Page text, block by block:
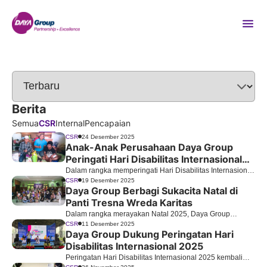
Berita
SemuaCSRInternalPencapaian
CSR 24 Desember 2025
Anak-Anak Perusahaan Daya Group
Peringati Hari Disabilitas Internasional
melalui Rangkaian Program CSR
Dalam rangka memperingati Hari Disabilitas Internasional
pada tanggal 3 Desember, anak-anak perusahaan Daya
Group melaksanakan rangkaian kegiatan CSR yang
bertujuan untuk mendukung kesejahteraan para
penyandang disabilitas.
CSR 19 Desember 2025
Daya Group Berbagi Sukacita Natal di
Panti Tresna Wreda Karitas
Dalam rangka merayakan Natal 2025, Daya Group
melaksanakan kegiatan sosial dengan mengunjungi Panti
Tresna Wreda Karitas.
CSR 11 Desember 2025
Daya Group Dukung Peringatan Hari
Disabilitas Internasional 2025
Peringatan Hari Disabilitas Internasional 2025 kembali